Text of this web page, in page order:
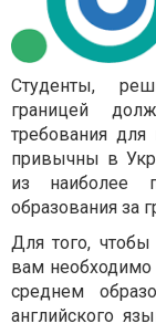
Студенты,
границей
требования для
привычны в
из наиболее
образования за
Для того,
вам необходимо
среднем
английского